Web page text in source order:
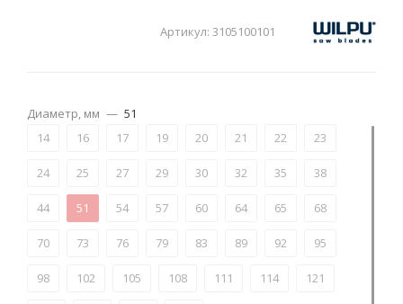
Артикул: 3105100101
Диаметр, мм — 51
14
16 17 19 20 21 22 23
24 25 27 29 30 32 35 38
44 51 54 57 60 64 65 68
70 73 76 79 83 89 92 95
98 102 105 108 111 114 121